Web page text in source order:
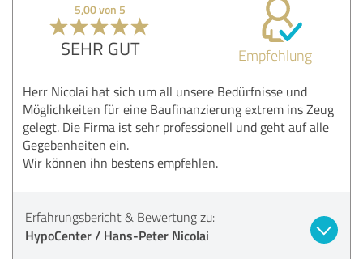
5,00 von 5
SEHR GUT Empfehlung
Herr Nicolai hat sich um all unsere Bedürfnisse und
Möglichkeiten für eine Baufinanzierung extrem ins Zeug
gelegt. Die Firma ist sehr professionell und geht auf alle
Gegebenheiten ein.
Wir können ihn bestens empfehlen.
Erfahrungsbericht & Bewertung zu:
HypoCenter / Hans-Peter Nicolai